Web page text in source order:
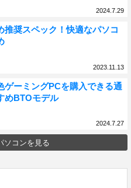
2024.7.29
推奨スペック！快適なパソコ
2023.11.13
ゲーミングPCを購入できる通
めBTOモデル
2024.7.27
ソコンを見る